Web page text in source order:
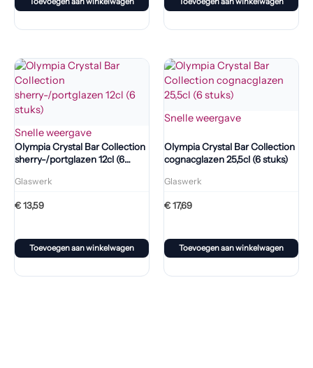
Snelle weergave
Olympia Crystal Bar Collection
sherry-/portglazen 12cl (6
Glaswerk
€13,59
Toevoegen aan winkelwagen
Snelle weergave
Olympia Crystal Bar Collection
cognacglazen 25,5cl (6 stuks)
Glaswerk
€17,69
Toevoegen aan winkelwagen